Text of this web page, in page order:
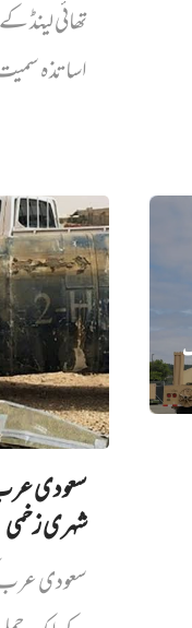
تھائی لینڈ
اساتذہ
سعودی عرب
شہری زخمی
سعودی عرب